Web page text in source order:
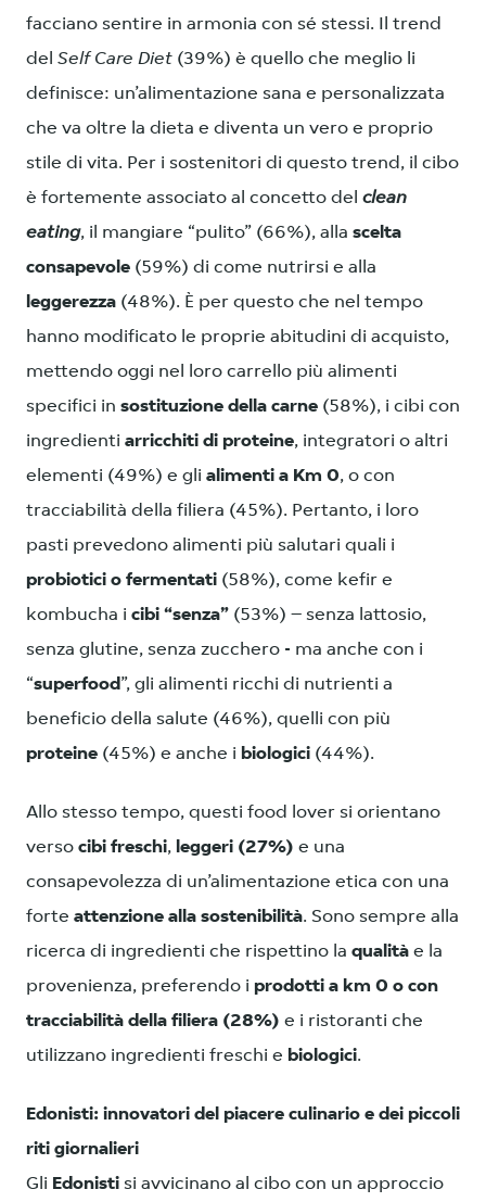
facciano sentire in armonia con sé stessi. Il trend
del Self Care Diet (39%) è quello che meglio li
definisce: un’alimentazione sana e personalizzata
che va oltre la dieta e diventa un vero e proprio
stile di vita. Per i sostenitori di questo trend, il cibo
è fortemente associato al concetto del clean
eating, il mangiare “pulito” (66%), alla scelta
consapevole (59%) di come nutrirsi e alla
leggerezza (48%). È per questo che nel tempo
hanno modificato le proprie abitudini di acquisto,
mettendo oggi nel loro carrello più alimenti
specifici in sostituzione della carne (58%), i cibi con
ingredienti arricchiti di proteine, integratori o altri
elementi (49%) e gli alimenti a Km 0, o con
tracciabilità della filiera (45%). Pertanto, i loro
pasti prevedono alimenti più salutari quali i
probiotici o fermentati (58%), come kefir e
kombucha i cibi “senza” (53%) – senza lattosio,
senza glutine, senza zucchero - ma anche con i
“superfood”, gli alimenti ricchi di nutrienti a
beneficio della salute (46%), quelli con più
proteine (45%) e anche i biologici (44%).
Allo stesso tempo, questi food lover si orientano
verso cibi freschi, leggeri (27%) e una
consapevolezza di un’alimentazione etica con una
forte attenzione alla sostenibilità. Sono sempre alla
ricerca di ingredienti che rispettino la qualità e la
provenienza, preferendo i prodotti a km 0 o con
tracciabilità della filiera (28%) e i ristoranti che
utilizzano ingredienti freschi e biologici.
Edonisti: innovatori del piacere culinario e dei piccoli
riti giornalieri
Gli Edonisti si avvicinano al cibo con un approccio